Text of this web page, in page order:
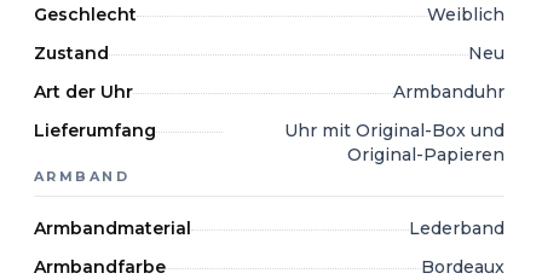
Geschlecht
Weiblich
Zustand
Neu
Art der Uhr
Armbanduhr
Lieferumfang
Uhr mit Original-Box und
Original-Papieren
ARMBAND
Armbandmaterial
Lederband
Armbandfarbe
Bordeaux